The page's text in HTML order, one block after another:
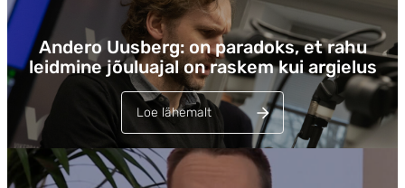
Andero Uusberg: on paradoks, et rahu
leidmine jõuluajal on raskem kui argielus
Loe lähemalt
Lehed